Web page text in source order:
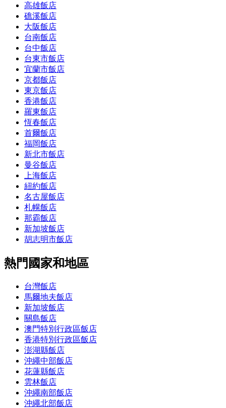
高雄飯店
礁溪飯店
大阪飯店
台南飯店
台中飯店
台東市飯店
宜蘭市飯店
京都飯店
東京飯店
香港飯店
羅東飯店
恆春飯店
首爾飯店
福岡飯店
新北市飯店
曼谷飯店
上海飯店
紐約飯店
名古屋飯店
札幌飯店
那霸飯店
新加坡飯店
胡志明市飯店
熱門國家和地區
台灣飯店
馬爾地夫飯店
新加坡飯店
關島飯店
澳門特別行政區飯店
香港特別行政區飯店
澎湖縣飯店
沖繩中部飯店
花蓮縣飯店
雲林飯店
沖繩南部飯店
沖繩北部飯店